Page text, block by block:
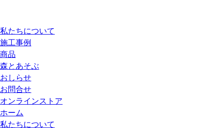
私たちについて
施工事例
商品
森とあそぶ
おしらせ
お問合せ
オンラインストア
ホーム
私たちについて